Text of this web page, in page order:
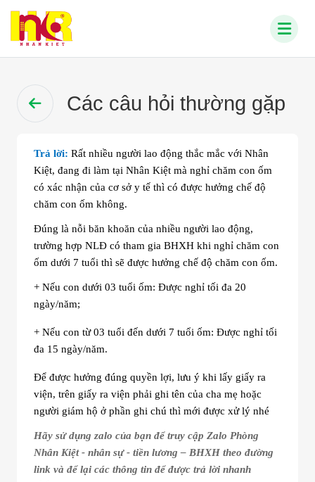
Các câu hỏi thường gặp
Trả lời: Rất nhiều người lao động thắc mắc với Nhân
Kiệt, đang đi làm tại Nhân Kiệt mà nghỉ chăm con ốm
có xác nhận của cơ sở y tế thì có được hưởng chế độ
chăm con ốm không.
Đúng là nỗi băn khoăn của nhiều người lao động,
trường hợp NLĐ có tham gia BHXH khi nghỉ chăm con
ốm dưới 7 tuổi thì sẽ được hưởng chế độ chăm con ốm.
+ Nếu con dưới 03 tuổi ốm: Được nghỉ tối đa 20
ngày/năm;
+ Nếu con từ 03 tuổi đến dưới 7 tuổi ốm: Được nghỉ tối
đa 15 ngày/năm.
Để được hưởng đúng quyền lợi, lưu ý khi lấy giấy ra
viện, trên giấy ra viện phải ghi tên của cha mẹ hoặc
người giám hộ ở phần ghi chú thì mới được xử lý nhé
Hãy sử dụng zalo của bạn để truy cập Zalo Phòng
Nhân Kiệt - nhân sự - tiền lương – BHXH theo đường
link và để lại các thông tin để được trả lời nhanh